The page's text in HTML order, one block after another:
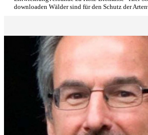
downloaden Wälder sind für den Schutz der